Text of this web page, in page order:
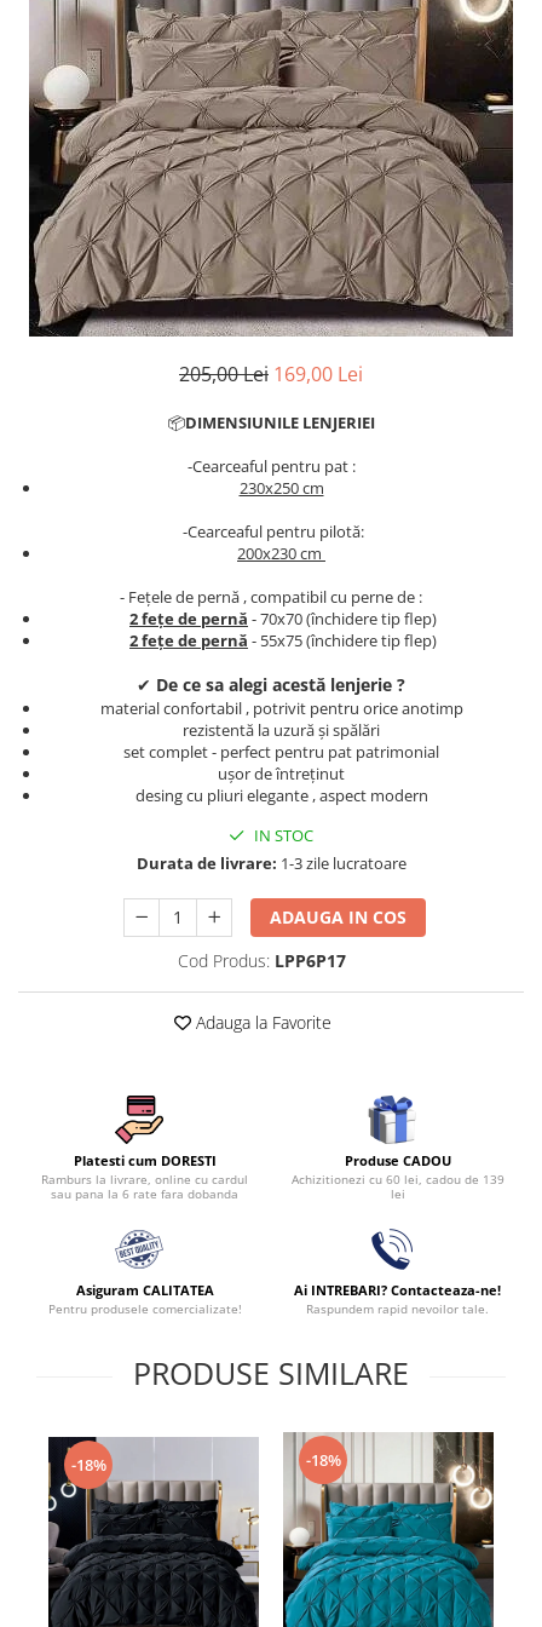
Cearceaf cu elastic
Cearceaf normal
Lenjerii De Pat Creponate
Lenjerii De Pat Bumbac Poplin 2
Persoane
Lenjerii De Pat Bumbac Poplin,
Matlasate, 2 Persoane
Lenjerii De Pat Bumbac Satinat 2
Persoane
Lenjerii De Pat Volanase
Lenjerii De Pat, Finet Premium 3D,
Lenjerii De Pat Catifea
Lenjerii De Pat Cocolino
Artificiala De Iepure, 6 Piese, 2
Persoane
Piese, Cu Pilota Inclusa
Lenjerii De Pat Premium Collection
Pilota / Cuvertura Inclusa
Set Lenjerie De Pat Jacquard Regal,
11 Piese, Cuvertura Inclusa
Lenjerii Damasc Egiptean King Size
Lenjerii De Pat, Finet Premium, 1
Lenjerii De Pat Damasc 1 Persoana
Lenjerii De Pat, Imprimeu 3D, 1
205,00 Lei 169,00 Lei
📦DIMENSIUNILE LENJERIEI
-Cearceaful pentru pat :
230x250 cm
-Cearceaful pentru pilotă:
200x230 cm
- Fețele de pernă , compatibil cu perne de :
2 fețe de pernă - 70x70 (închidere tip flep)
2 fețe de pernă - 55x75 (închidere tip flep)
✔ De ce sa alegi acestă lenjerie ?
material confortabil , potrivit pentru orice anotimp
rezistentă la uzură și spălări
set complet - perfect pentru pat patrimonial
ușor de întreținut
desing cu pliuri elegante , aspect modern
IN STOC
Durata de livrare: 1-3 zile lucratoare
ADAUGA IN COS
Cod Produs: LPP6P17
Adauga la Favorite
Platesti cum DORESTI
Ramburs la livrare, online cu cardul
sau pana la 6 rate fara dobanda
Produse CADOU
Achizitionezi cu 60 lei, cadou de 139
lei
Asiguram CALITATEA
Pentru produsele comercializate!
Ai INTREBARI? Contacteaza-ne!
Raspundem rapid nevoilor tale.
PRODUSE SIMILARE
-18% -18%